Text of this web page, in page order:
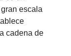
escala
cadena de